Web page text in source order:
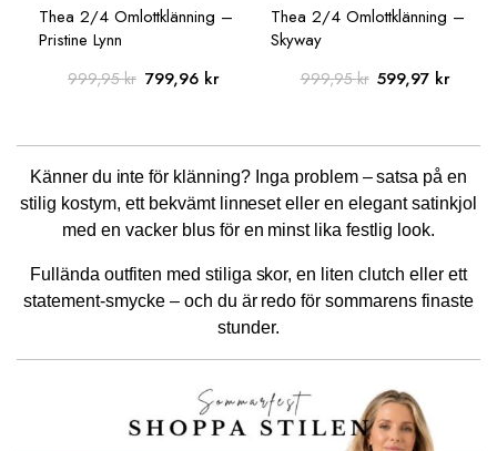
Thea 2/4 Omlottklänning –
Pristine Lynn
999,95kr Det
999,95 kr.
799,96 krDet
799,96 kr.
Thea 2/4 Omlottklänning –
Skyway
999,95kr Det
999,95 kr.
599,97 krDet
Känner du inte för klänning? Inga problem – satsa på en
stilig kostym, ett bekvämt linneset eller en elegant satinkjol
med en vacker blus för en minst lika festlig look.
Fullända outfiten med stiliga skor, en liten clutch eller ett
statement-smycke – och du är redo för sommarens finaste
stunder.